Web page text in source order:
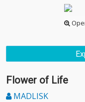
Flower of Life
MADLISK